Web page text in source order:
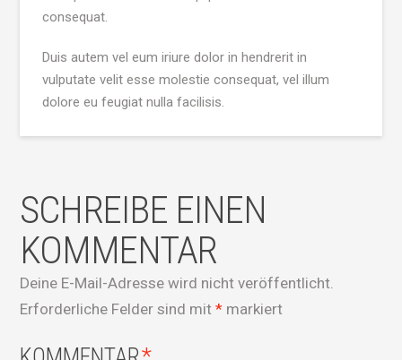
consequat.
Duis autem vel eum iriure dolor in hendrerit in
vulputate velit esse molestie consequat, vel illum
dolore eu feugiat nulla facilisis.
SCHREIBE EINEN
KOMMENTAR
Deine E-Mail-Adresse wird nicht veröffentlicht.
Erforderliche Felder sind mit* markiert